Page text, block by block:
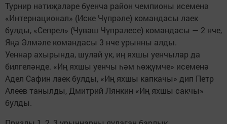
Турнир нәтиҗәләре буенча район чемпионы исеменә
«Интернационал» (Иске Чүпрәле) командасы лаек
булды, «Сепрел» (Чуваш Чүпрәлесе) командасы — 2 нче,
Яңа Элмәле командасы 3 нче урынны алды.
Уеннар ахырында, шулай ук, иң яхшы уенчылар да
билгеләнде. «Иң яхшы уенчы һәм һөҗүмче» исеменә
Адел Сафин лаек булды, «Иң яхшы капкачы» дип Петр
Алеев танылды, Дмитрий Лянкин «Иң яхшы сакчы»
булды.